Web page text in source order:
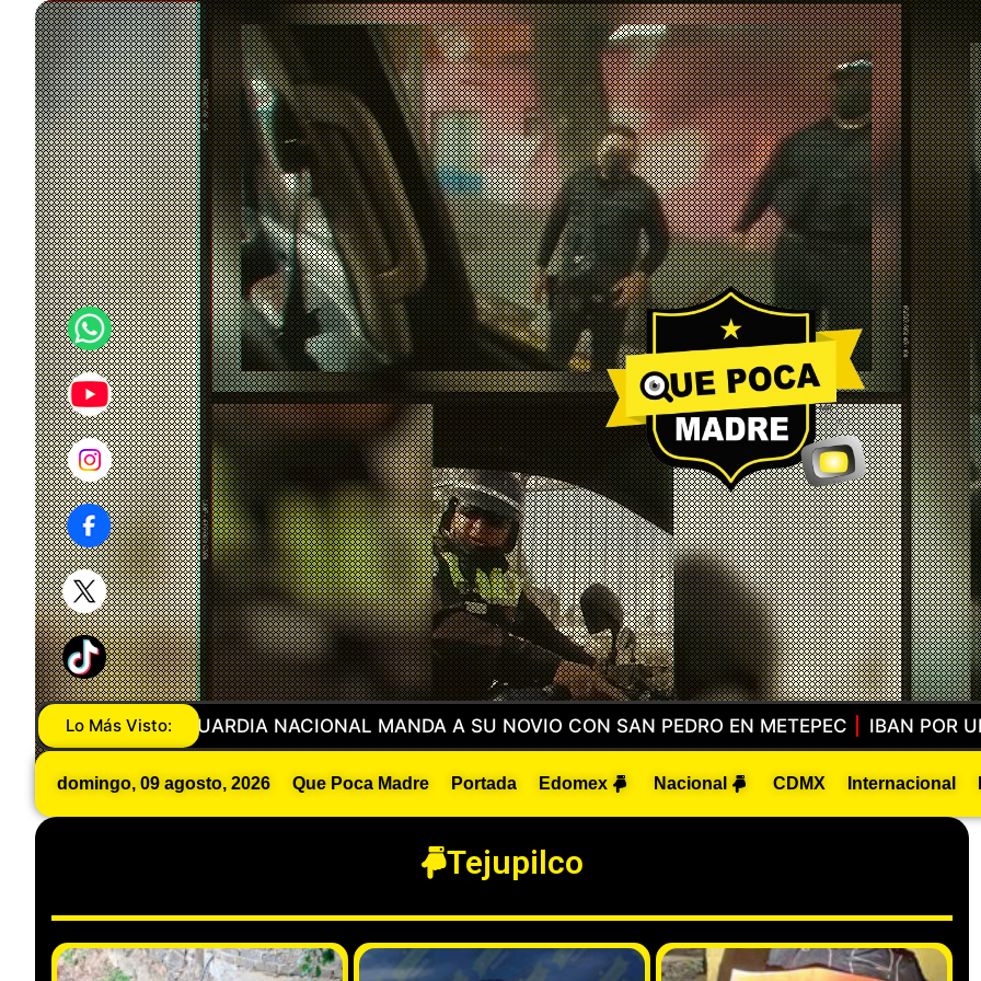
Lo Más Visto:
CON SAN PEDRO EN METEPEC IBAN POR UNA MUJER DESORIENTADA… Y ENCONTRARON A
domingo, 09 agosto, 2026 Que Poca Madre Portada Edomex Nacional CDMX Internacional
Tejupilco